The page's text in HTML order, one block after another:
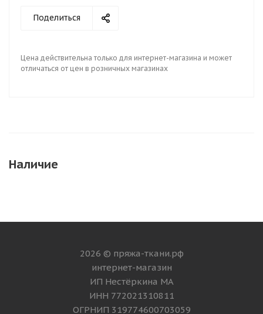
Поделиться
Цена действительна только для интернет-магазина и может
отличаться от цен в розничных магазинах
Наличие
2026 © пряжа-ткани.рф
интернет-магазин
ИП Нестёркина МА
ИНН 772021310811
ОГРНИП 319774600703059